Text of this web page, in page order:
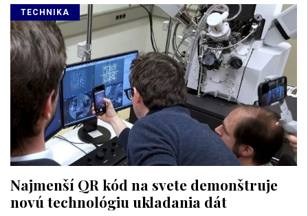
TECHNIKA
Najmenší QR kód na svete demonštruje
novú technológiu ukladania dát